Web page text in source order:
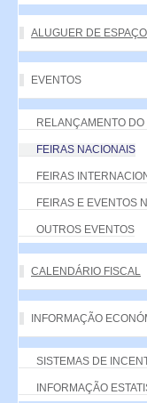
ALUGUER DE
EVENTOS
RELANÇAMENTO
FEIRAS NACIONAIS
FEIRAS
FEIRAS E EVENTOS
OUTROS EVENTOS
CALENDÁRIO FISCAL
INFORMAÇÃO
SISTEMAS DE
INFORMAÇÃO